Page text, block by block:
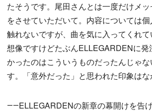
たそうです。尾田さんとは一度だけメ
をさせていただいて。内容については
触れないですが、曲を気に入ってくれて
想像ですけどたぶんELLEGARDENに発
かったのはこういうものだったんじゃな
す。「意外だった」と思われた印象はな
――ELLEGARDENの新章の幕開けを告